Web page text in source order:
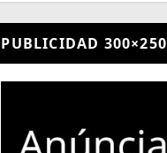
PUBLICIDAD 300×250